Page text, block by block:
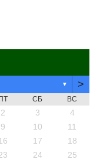
▼ >
СБ ВС
2 3
4
9 10
11
17
18
24
25